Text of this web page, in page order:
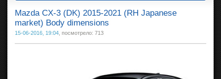
Mazda CX-3 (DK) 2015-2021 (RH Japanese
market) Body dimensions
15-06-2016, 19:04 , посмотрело: 713